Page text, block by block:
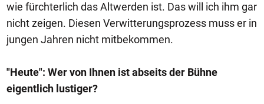
wie fürchterlich das Altwerden ist. Das will ich ihm gar
nicht zeigen. Diesen Verwitterungsprozess muss er in
jungen Jahren nicht mitbekommen.
"Heute": Wer von Ihnen ist abseits der Bühne
eigentlich lustiger?